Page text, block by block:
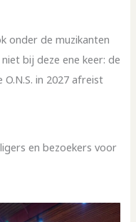
onder de muzikanten
bij deze ene keer: de
in 2027 afreist
en bezoekers voor